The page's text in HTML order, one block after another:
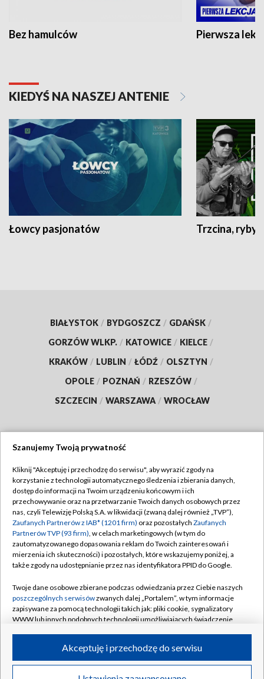
Bez hamulców Pierwsza
KIEDYŚ NA NASZEJ ANTENIE
Łowcy pasjonatów Trzcina, ryby
BIAŁYSTOK / BYDGOSZCZ / GDAŃSK /
GORZÓW WLKP. / KATOWICE / KIELCE /
KRAKÓW / LUBLIN / ŁÓDŹ / OLSZTYN /
OPOLE / POZNAŃ / RZESZÓW /
SZCZECIN / WARSZAWA / WROCŁAW
TVP
Abonament TVP
Emisja w TVP
Centrum informacji TVP
Naziemna Telewizja Cyfrowa
Rada Programowa
System NOS
Informacje o nadawcy
Program dla prasy
Regulamin TVP
Polityka prywatności
Moje zgody
Pomoc
Kontakt
Kanały
©2026 Telewizja Polska S.A. w likwidacji
Szanujemy Twoją prywatność
Kliknij "Akceptuję i przechodzę do serwisu", aby wyrazić zgody na
korzystanie z technologii automatycznego śledzenia i zbierania danych,
dostęp do informacji na Twoim urządzeniu końcowym i ich
przechowywanie oraz na przetwarzanie Twoich danych osobowych przez
nas, czyli Telewizję Polską S.A. w likwidacji (zwaną dalej również „TVP”),
Zaufanych Partnerów z IAB* (1201 firm) oraz pozostałych Zaufanych
Partnerów TVP (93 firm), w celach marketingowych (w tym do
zautomatyzowanego dopasowania reklam do Twoich zainteresowań i
mierzenia ich skuteczności) i pozostałych, które wskazujemy poniżej, a
także zgody na udostępnianie przez nas identyfikatora PPID do Google.
Twoje dane osobowe zbierane podczas odwiedzania przez Ciebie naszych
poszczególnych serwisówzwanych dalej „Portalem”, w tym informacje
zapisywane za pomocą technologii takich jak: pliki cookie, sygnalizatory
WWW lub innych podobnych technologii umożliwiających świadczenie
ruchu w Internecie.
Twoje dane osobowe zbierane podczas odwiedzania przez Ciebie
Akceptuję i przechodzę do serwisu